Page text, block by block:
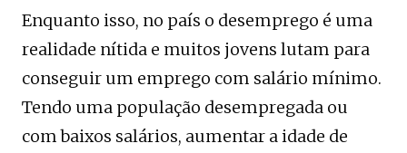
Enquanto isso, no país o desemprego é uma
realidade nítida e muitos jovens lutam para
conseguir um emprego com salário mínimo.
Tendo uma população desempregada ou
com baixos salários, aumentar a idade de